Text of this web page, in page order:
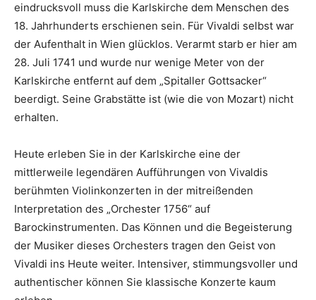
eindrucksvoll muss die Karlskirche dem Menschen des
18. Jahrhunderts erschienen sein. Für Vivaldi selbst war
der Aufenthalt in Wien glücklos. Verarmt starb er hier am
28. Juli 1741 und wurde nur wenige Meter von der
Karlskirche entfernt auf dem „Spitaller Gottsacker“
beerdigt. Seine Grabstätte ist (wie die von Mozart) nicht
erhalten.
Heute erleben Sie in der Karlskirche eine der
mittlerweile legendären Aufführungen von Vivaldis
berühmten Violinkonzerten in der mitreißenden
Interpretation des „Orchester 1756“ auf
Barockinstrumenten. Das Können und die Begeisterung
der Musiker dieses Orchesters tragen den Geist von
Vivaldi ins Heute weiter. Intensiver, stimmungsvoller und
authentischer können Sie klassische Konzerte kaum